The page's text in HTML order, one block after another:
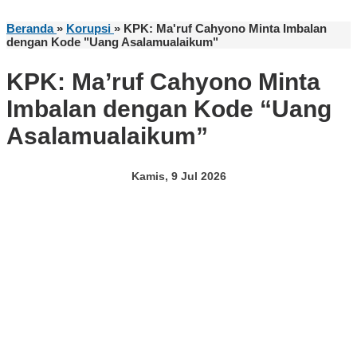
Beranda » Korupsi » KPK: Ma'ruf Cahyono Minta Imbalan
dengan Kode "Uang Asalamualaikum"
KPK: Ma’ruf Cahyono Minta
Imbalan dengan Kode “Uang
Asalamualaikum”
Kamis, 9 Jul 2026